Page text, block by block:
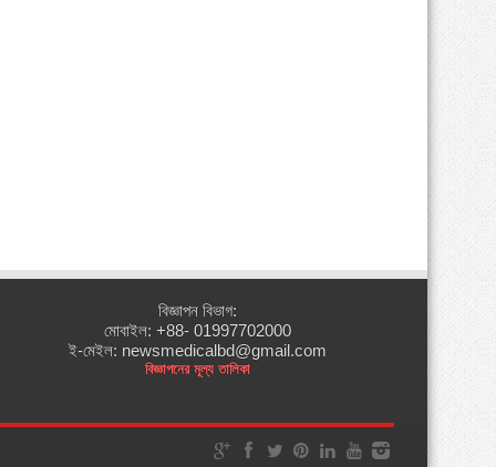
বিজ্ঞাপন বিভাগ:
মোবাইল: +88- 01997702000
ই-মেইল: newsmedicalbd@gmail.com
বিজ্ঞাপনের মূল্য তালিকা